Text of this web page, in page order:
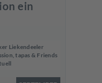
ein
Liekendeeler
,tapas & Friends